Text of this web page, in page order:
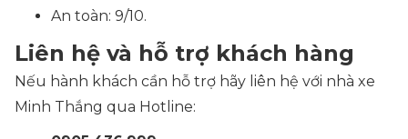
An toàn: 9/10.
Liên hệ và hỗ trợ khách hàng
Nếu hành khách cần hỗ trợ hãy liên hệ với nhà xe
Minh Thắng qua Hotline: